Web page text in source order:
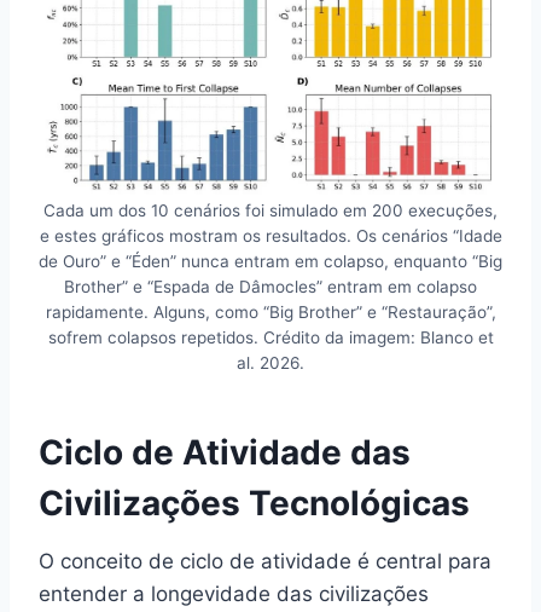
Cada um dos 10 cenários foi simulado em 200 execuções,
e estes gráficos mostram os resultados. Os cenários “Idade
de Ouro” e “Éden” nunca entram em colapso, enquanto “Big
Brother” e “Espada de Dâmocles” entram em colapso
rapidamente. Alguns, como “Big Brother” e “Restauração”,
sofrem colapsos repetidos. Crédito da imagem: Blanco et
al. 2026.
Ciclo de Atividade das
Civilizações Tecnológicas
O conceito de ciclo de atividade é central para
entender a longevidade das civilizações